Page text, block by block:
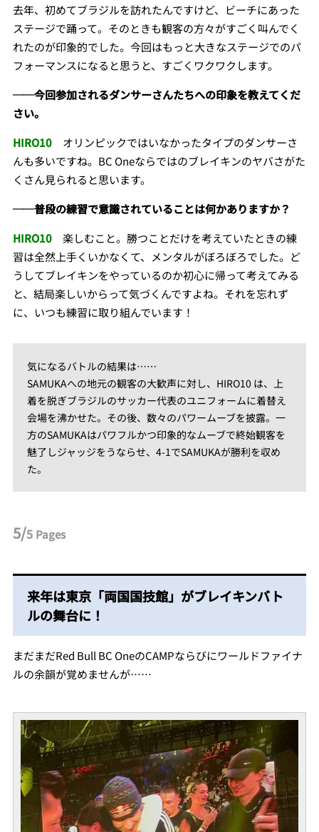
去年、初めてブラジルを訪れたんですけど、ビーチにあった
ステージで踊って。そのときも観客の方々がすごく叫んでく
れたのが印象的でした。今回はもっと大きなステージでのパ
フォーマンスになると思うと、すごくワクワクします。
──今回参加されるダンサーさんたちへの印象を教えてくだ
さい。
HIRO10オリンピックではいなかったタイプのダンサーさ
んも多いですね。BC Oneならではのブレイキンのヤバさがた
くさん見られると思います。
──普段の練習で意識されていることは何かありますか？
HIRO10楽しむこと。勝つことだけを考えていたときの練
習は全然上手くいかなくて、メンタルがぼろぼろでした。ど
うしてブレイキンをやっているのか初心に帰って考えてみる
と、結局楽しいからって気づくんですよね。それを忘れず
に、いつも練習に取り組んでいます！
気になるバトルの結果は……
SAMUKAへの地元の観客の大歓声に対し、HIRO10 は、上
着を脱ぎブラジルのサッカー代表のユニフォームに着替え
会場を沸かせた。その後、数々のパワームーブを披露。一
方のSAMUKAはパワフルかつ印象的なムーブで終始観客を
魅了しジャッジをうならせ、4-1でSAMUKAが勝利を収め
た。
5/5 Pages
来年は東京「両国国技館」がブレイキンバト
ルの舞台に！
まだまだRed Bull BC OneのCAMPならびにワールドファイナ
ルの余韻が覚めませんが……